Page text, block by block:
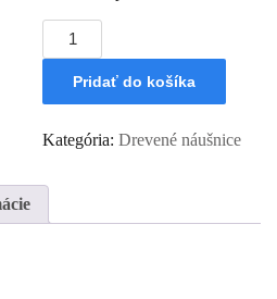
množstvo
Drevené
KvetPridať do košíka
Kategória:Drevené náušnice